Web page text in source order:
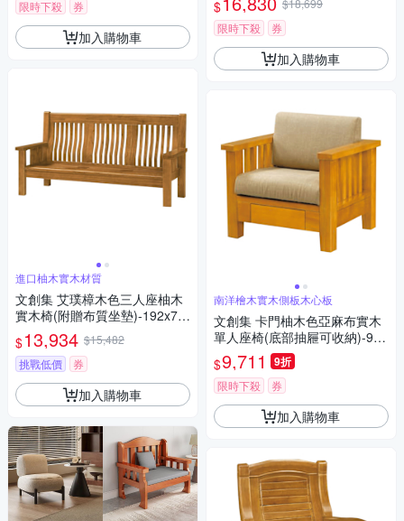
限時下殺 券
加入購物車
進口柚木實木材質
文創集 艾璞樟木色三人座柚木
實木椅(附贈布質坐墊)-192x74
x102cm免組
$13,934 $15,482
挑戰低價
券
加入購物車
$
$18,699
限時下殺
券
加入購物車
南洋檜木實木側板木心板
文創集 卡門柚木色亞麻布實木
單人座椅(底部抽屜可收納)-90x
80x85cm免組
$9,711 9折
限時下殺 券
加入購物車